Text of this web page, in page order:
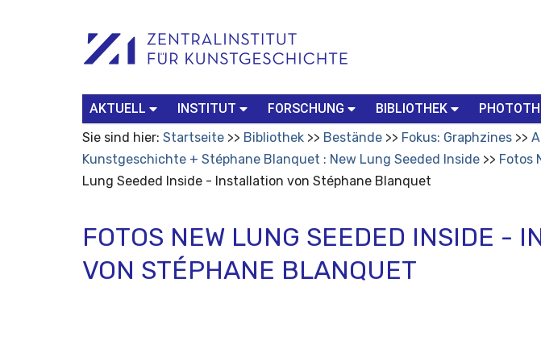
Werkzeuge
Search…
AKTUELL INSTITUT FORSCHUNG BIBLIOTHEK
Sie sind hier: Startseite Bibliothek Bestände Fokus: Graphzines
Kunstgeschichte + Stéphane Blanquet : New Lung Seeded Inside
Fotos
Lung Seeded Inside - Installation von Stéphane Blanquet
FOTOS NEW LUNG SEEDED INSIDE -
VON STÉPHANE BLANQUET